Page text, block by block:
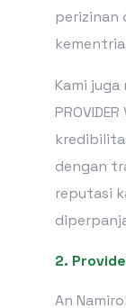
perizinan
Kami
dengan
reputasi
2.
An